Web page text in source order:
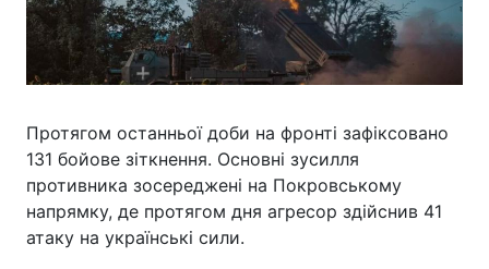
Протягом останньої доби на фронті зафіксовано
131 бойове зіткнення. Основні зусилля
противника зосереджені на Покровському
напрямку, де протягом дня агресор здійснив 41
атаку на українські сили.